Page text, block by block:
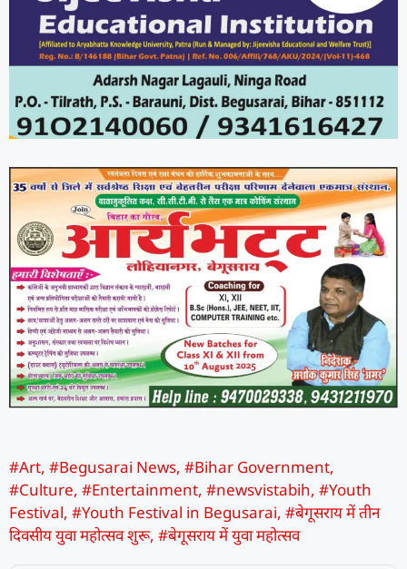
#Art, #Begusarai News, #Bihar Government,
#Culture, #Entertainment, #newsvistabih, #Youth
Festival, #Youth Festival in Begusarai, #बेगूसराय में तीन
दिवसीय युवा महोत्सव शुरू, #बेगूसराय में युवा महोत्सव